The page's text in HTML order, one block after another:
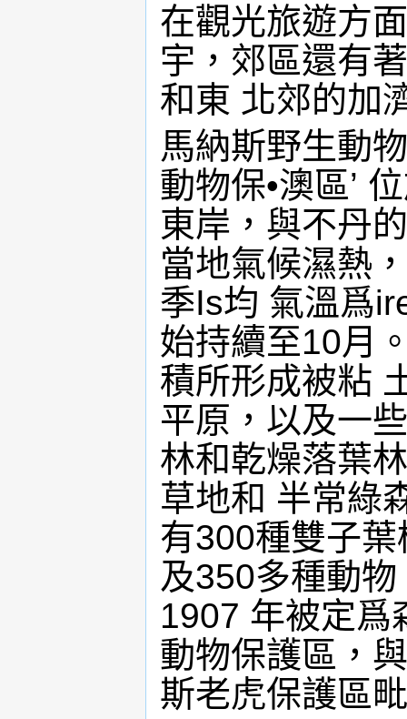
在觀光旅遊方
宇，郊區還有
和東 北郊的加
馬納斯野生動
動物保•澳區’
東岸，與不丹
當地氣候濕熱
季Is均 氣溫爲
始持續至10月
積所形成被粘
平原，以及一
林和乾燥落葉
草地和 半常綠
有300種雙子
及350多種動
1907 年被定爲
動物保護區，
斯老虎保護區